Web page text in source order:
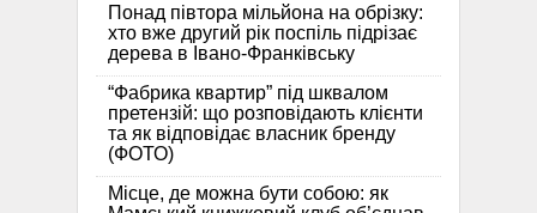
Понад півтора мільйона на обрізку:
хто вже другий рік поспіль підрізає
дерева в Івано-Франківську
“Фабрика квартир” під шквалом
претензій: що розповідають клієнти
та як відповідає власник бренду
(ФОТО)
Місце, де можна бути собою: як